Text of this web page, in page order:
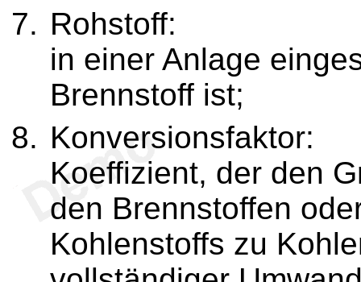
Rohstoff:
in einer Anlage
Brennstoff ist;
Konversionsfaktor:
Koeffizient, der den
den Brennstoffen
Kohlenstoffs zu